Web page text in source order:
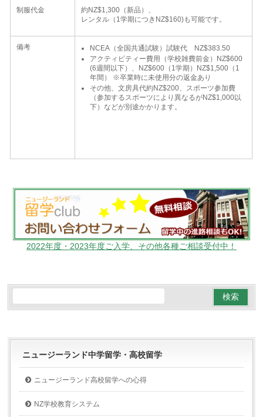
制服代金
約NZ$1,300（新品）、
レンタル（1学期につきNZ$160)も可能です。
備考
NCEA（全国共通試験）試験代 NZ$383.50
アクティビティー費用（学校雑費前金）NZ$600
(6週間以下）、NZ$600（1学期）NZ$1,500（1
年間） ※卒業時に未使用分の返金あり
その他、文房具代約NZ$200、スポーツ参加費
（参加するスポーツにより異なるがNZ$1,000以
下）などが別途かかります。
2022年度・2023年度ご入学、その他各種ご相談受付中！
ニュージーランド中学留学・高校留学
ニュージーランド高校留学への心得
NZ学校教育システム